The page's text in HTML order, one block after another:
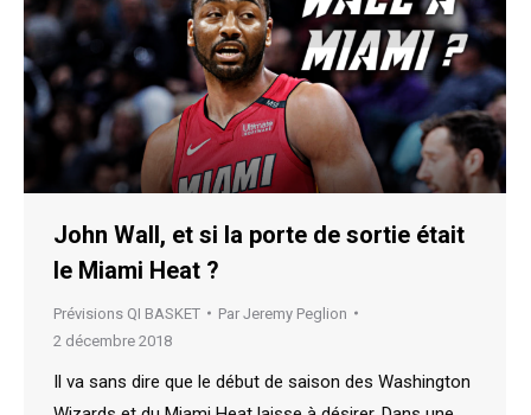
John Wall, et si la porte de sortie était
le Miami Heat ?
Prévisions QI BASKET Par Jeremy Peglion
2 décembre 2018
Il va sans dire que le début de saison des Washington